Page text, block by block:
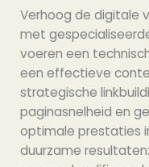
Verhoog de digitale
met
voeren een
een effectieve
strategische
paginasnelheid en
optimale prestaties
duurzame